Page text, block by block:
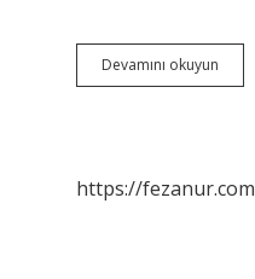
Devamını okuyun
Ne
https://fezanur.com